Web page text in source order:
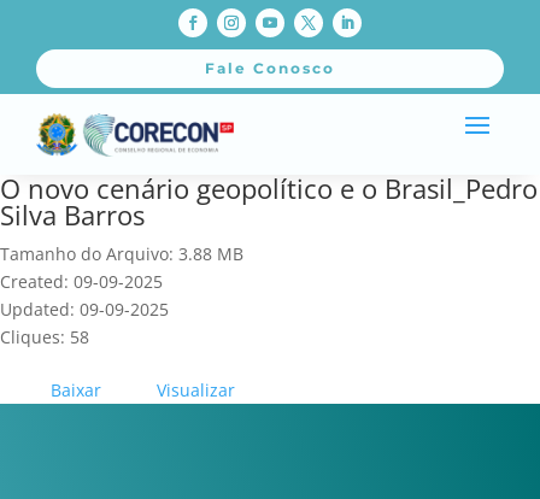
Fale Conosco
O novo cenário geopolítico e o Brasil_Pedro
Silva Barros
Tamanho do Arquivo: 3.88 MB
Created: 09-09-2025
Updated: 09-09-2025
Cliques: 58
Baixar Visualizar